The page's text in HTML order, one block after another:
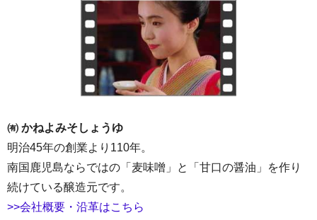
㈲ かねよみそしょうゆ
明治45年の創業より110年。
南国鹿児島ならではの「麦味噌」と「甘口の醤油」を作り
続けている醸造元です。
>>会社概要・沿革はこちら